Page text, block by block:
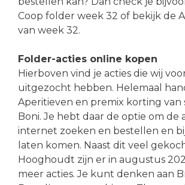
Coop folder week 32 of bekijk de
van week 32.
Folder-acties online kopen
Hierboven vind je acties die wij
uitgezocht hebben. Helemaal
Aperitieven en premix korting van
Boni. Je hebt daar de optie om de
internet zoeken en bestellen en
laten komen. Naast dit veel
Hooghoudt zijn er in augustus
meer acties. Je kunt denken aan